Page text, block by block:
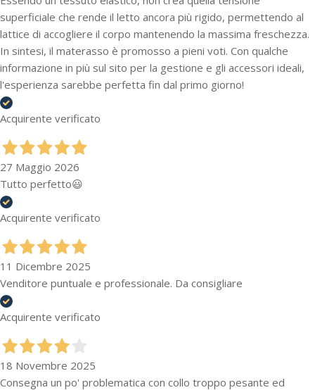
superficiale che rende il letto ancora più rigido, permettendo al
lattice di accogliere il corpo mantenendo la massima freschezza.
In sintesi, il materasso è promosso a pieni voti. Con qualche
informazione in più sul sito per la gestione e gli accessori ideali,
l'esperienza sarebbe perfetta fin dal primo giorno!
Acquirente verificato
27 Maggio 2026
Tutto perfetto😃
Acquirente verificato
11 Dicembre 2025
Venditore puntuale e professionale. Da consigliare
Acquirente verificato
18 Novembre 2025
Consegna un po' problematica con collo troppo pesante ed